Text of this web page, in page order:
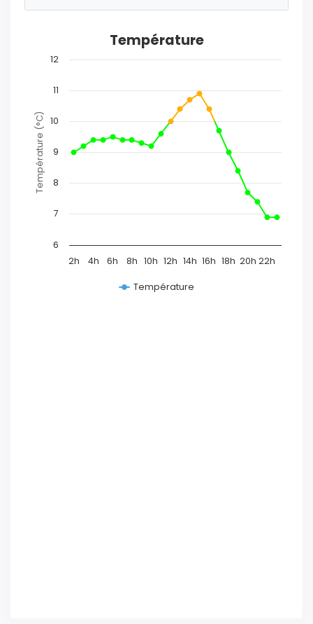
Température (°C)
Température
2h 4h 6h 8h 10h 12h 14h 16h 18h 20h 22h
6
7
8
9
10
11
12
Température